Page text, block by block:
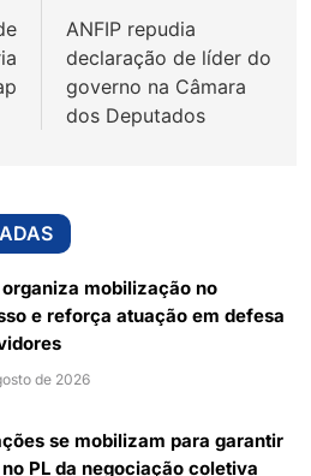
ANFIP repudia
declaração de líder do
governo na Câmara
dos Deputados
mobilização no
e reforça atuação em defesa
de 2026
se mobilizam para garantir
PL da negociação coletiva